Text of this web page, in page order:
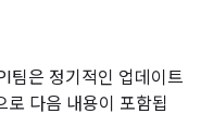
팀은 정기적인 업데이트
다음 내용이 포함됩